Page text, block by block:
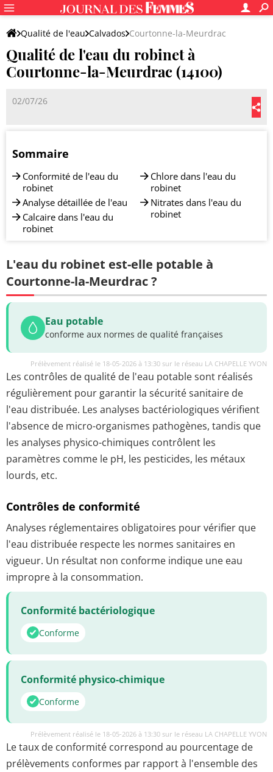
Qualité de l'eau Calvados Courtonne-la-Meurdrac
Qualité de l'eau du robinet à
Courtonne-la-Meurdrac (14100)
02/07/26
Sommaire
Conformité de l'eau du
robinet
Analyse détaillée de l'eau
Calcaire dans l'eau du
robinet
Chlore dans l'eau du
robinet
Nitrates dans l'eau du
robinet
L'eau du robinet est-elle potable à
Courtonne-la-Meurdrac ?
Eau potable
conforme aux normes de qualité françaises
Prélèvement réalisé le 18-05-2026 à 13:30 sur le réseau LA CHAPELLE YVON
Les contrôles de qualité de l'eau potable sont réalisés
régulièrement pour garantir la sécurité sanitaire de
l'eau distribuée. Les analyses bactériologiques vérifient
l'absence de micro-organismes pathogènes, tandis que
les analyses physico-chimiques contrôlent les
paramètres comme le pH, les pesticides, les métaux
lourds, etc.
Contrôles de conformité
Analyses réglementaires obligatoires pour vérifier que
l'eau distribuée respecte les normes sanitaires en
vigueur. Un résultat non conforme indique une eau
impropre à la consommation.
Conformité bactériologique
Conforme
Conformité physico-chimique
Conforme
Prélèvement réalisé le 18-05-2026 à 13:30 sur le réseau LA CHAPELLE YVON
Le taux de conformité correspond au pourcentage de
prélèvements conformes par rapport à l'ensemble des